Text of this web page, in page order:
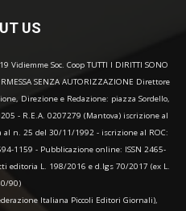
US
Vidiemme Soc. Coop TUTTI I DIRITTI SONO
SENZA AUTORIZZAZIONE Direttore
Direzione e Redazione: piazza Sordello,
- R.E.A. 0207279 (Mantova) iscrizione al
n. 25 del 30/11/1992 - iscrizione al ROC:
1159 - Pubblicazione online: ISSN 2465-
editoria L. 198/2016 e d.lgs 70/2017 (ex L.
90)
Italiana Piccoli Editori Giornali),